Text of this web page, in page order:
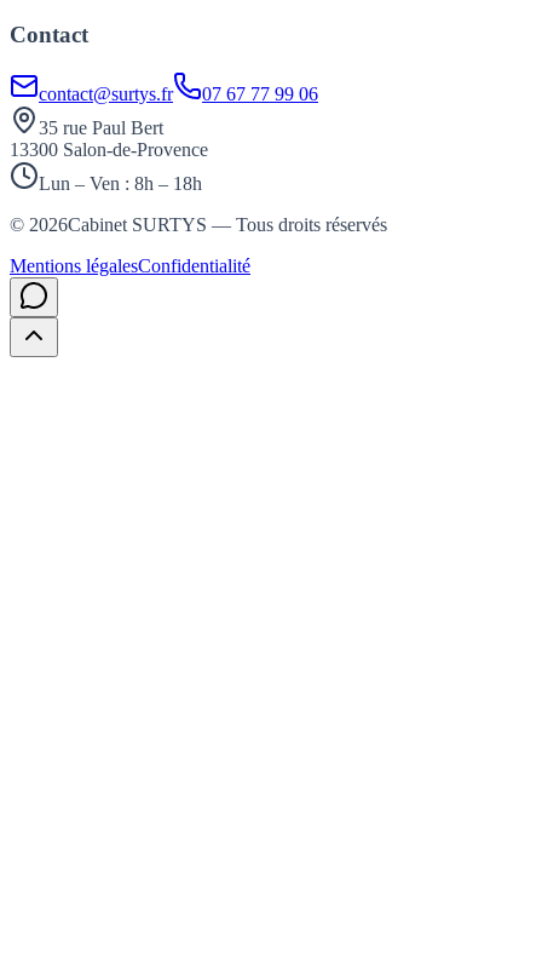
Contact
contact@surtys.fr
07 67 77 99 06
35 rue Paul Bert
13300 Salon-de-Provence
Lun – Ven : 8h – 18h
© 2026Cabinet SURTYS — Tous droits réservés
Mentions légalesConfidentialité